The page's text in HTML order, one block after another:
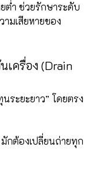
ต่ำ ช่วยรักษาระดับ
มเสียหายของ
เครื่อง (Drain
ระยะยาว” โดยตรง
กต้องเปลี่ยนถ่ายทุก